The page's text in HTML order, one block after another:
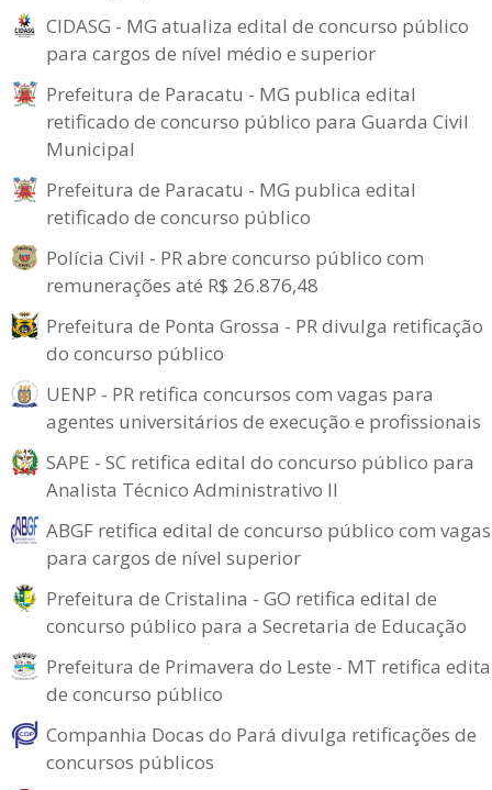
CIDASG - MG atualiza edital de concurso público
para cargos de nível médio e superior
Prefeitura de Paracatu - MG publica edital
retificado de concurso público para Guarda Civil
Municipal
Prefeitura de Paracatu - MG publica edital
retificado de concurso público
Polícia Civil - PR abre concurso público com
remunerações até R$ 26.876,48
Prefeitura de Ponta Grossa - PR divulga retificação
do concurso público
UENP - PR retifica concursos com vagas para
agentes universitários de execução e profissionais
SAPE - SC retifica edital do concurso público para
Analista Técnico Administrativo II
ABGF retifica edital de concurso público com vagas
para cargos de nível superior
Prefeitura de Cristalina - GO retifica edital de
concurso público para a Secretaria de Educação
Prefeitura de Primavera do Leste - MT retifica
de concurso público
Companhia Docas do Pará divulga retificações de
concursos públicos